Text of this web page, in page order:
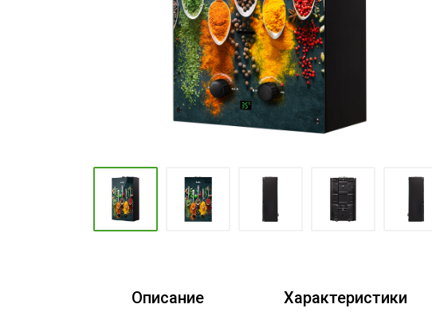
Описание Характеристики